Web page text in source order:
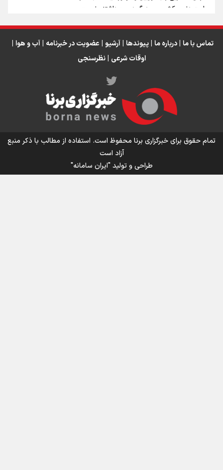
اینفو برنا/ میزان مالیات بر ارزش افزوده چقدر است؟
رابرت دنیرو: کشور من دیگر دوست‌داشتنی نیست
انتظار حضور تیم‌های بزرگ مثل استقلال در لیگ هستیم
تورم ۵۸ درصدی معدن / وقتی هزینه استخراج از توان قیمت‌گذاری سبقتتماس با ما | درباره ما | پیوندها | آرشیو | عضویت در خبرنامه | آب و هوا |
اوقات شرعی | نظرسنجی
تمام حقوق برای خبرگزاری برنا محفوظ است. استفاده از مطالب با ذکر منبع
آزاد است
طراحی و تولید"ایران سامانه"